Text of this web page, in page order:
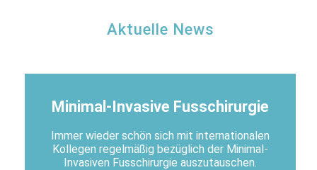
Aktuelle News
Minimal-Invasive Fusschirurgie
Immer wieder schön sich mit internationalen
Kollegen regelmäßig bezüglich der Minimal-
Invasiven Fusschirurgie auszutauschen.